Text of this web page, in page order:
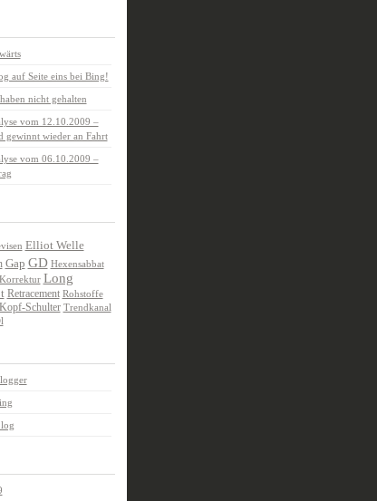
auf Seite eins bei Bing!
nicht gehalten
vom 12.10.2009 –
gewinnt wieder an Fahrt
vom 06.10.2009 –
Elliot Welle
Gap GD Hexensabbat
Korrektur Long
Retracement Rohstoffe
Schulter Trendkanal